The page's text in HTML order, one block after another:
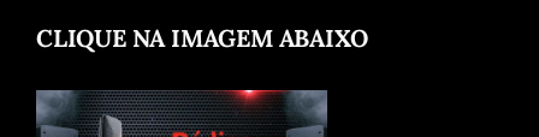
CLIQUE NA IMAGEM ABAIXO